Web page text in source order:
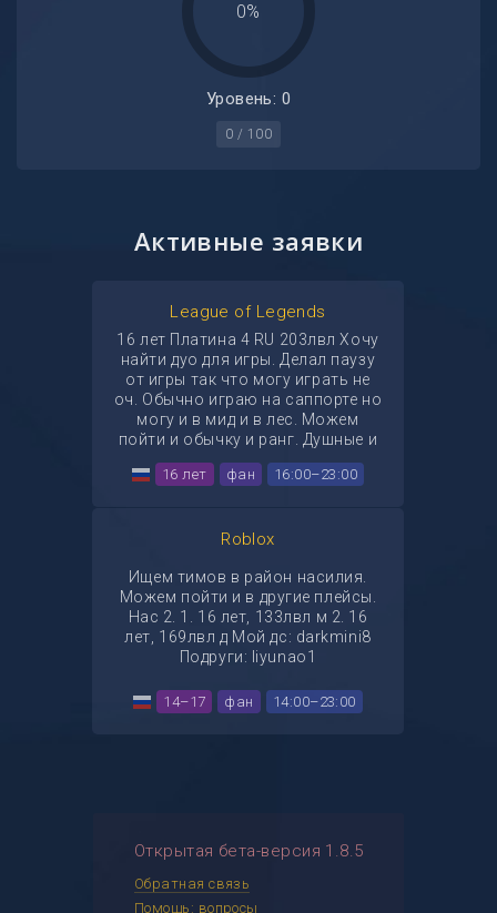
0%
Уровень: 0
0 / 100
Активные заявки
League of Legends
16 лет Платина 4 RU 203лвл Хочу
найти дуо для игры. Делал паузу
от игры так что могу играть не
оч. Обычно играю на саппорте но
могу и в мид и в лес. Можем
пойти и обычку и ранг. Душные и
токсики мимо пж ТГ @isu152mm
ДС darkmini0
16 лет фан 16:00–23:00
Roblox
Ищем тимов в район насилия.
Можем пойти и в другие плейсы.
Нас 2. 1. 16 лет, 133лвл м 2. 16
лет, 169лвл д Мой дс: darkmini8
Подруги: liyunao1
14–17 фан 14:00–23:00
Открытая бета-версия 1.8.5
Обратная связь
Помощь: вопросы